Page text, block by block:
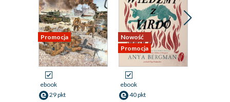
Promocja
ebook
29 pkt
Nowość
Promocja
ebook
40 pkt